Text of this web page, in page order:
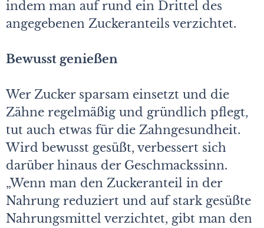
indem man auf rund ein Drittel des
angegebenen Zuckeranteils verzichtet.
Bewusst genießen
Wer Zucker sparsam einsetzt und die
Zähne regelmäßig und gründlich pflegt,
tut auch etwas für die Zahngesundheit.
Wird bewusst gesüßt, verbessert sich
darüber hinaus der Geschmackssinn.
„Wenn man den Zuckeranteil in der
Nahrung reduziert und auf stark gesüßte
Nahrungsmittel verzichtet, gibt man den